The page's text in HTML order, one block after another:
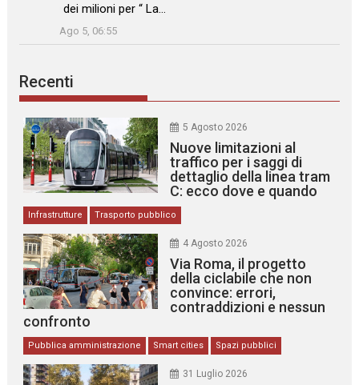
dei milioni per “ La…
”
Ago 5, 06:55
Recenti
5 Agosto 2026
Nuove limitazioni al
traffico per i saggi di
dettaglio della linea tram
C: ecco dove e quando
Infrastrutture Trasporto pubblico
4 Agosto 2026
Via Roma, il progetto
della ciclabile che non
convince: errori,
contraddizioni e nessun
confronto
Pubblica amministrazione Smart cities Spazi pubblici
31 Luglio 2026